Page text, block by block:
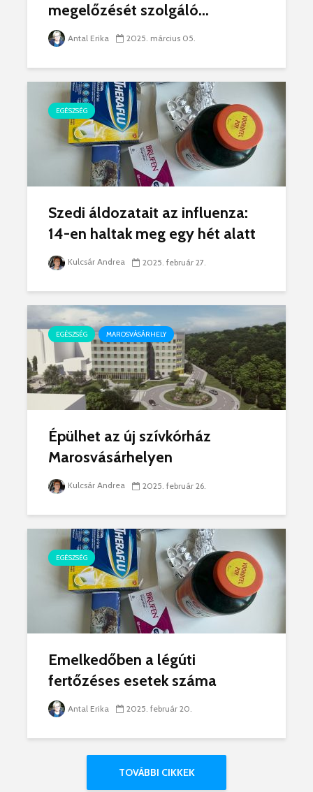
megelőzését szolgáló...
Antal Erika 2025. március 05.
EGÉSZSÉG
Szedi áldozatait az influenza:
14-en haltak meg egy hét alatt
Kulcsár Andrea 2025. február 27.
EGÉSZSÉG MAROSVÁSÁRHELY
Épülhet az új szívkórház
Marosvásárhelyen
Kulcsár Andrea 2025. február 26.
EGÉSZSÉG
Emelkedőben a légúti
fertőzéses esetek száma
Antal Erika 2025. február 20.
TOVÁBBI CIKKEK